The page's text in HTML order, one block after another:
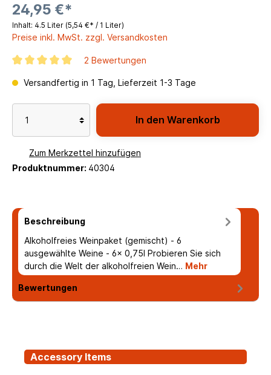
24,95 €*
Inhalt: 4.5 Liter (5,54 €* / 1 Liter)
Preise inkl. MwSt. zzgl. Versandkosten
2 Bewertungen
Versandfertig in 1 Tag, Lieferzeit 1-3 Tage
In den Warenkorb
Zum Merkzettel hinzufügen
Produktnummer: 40304
Beschreibung
Alkoholfreies Weinpaket (gemischt) - 6
ausgewählte Weine - 6x 0,75l Probieren Sie sich
durch die Welt der alkoholfreien Wein… Mehr
Bewertungen
Accessory Items